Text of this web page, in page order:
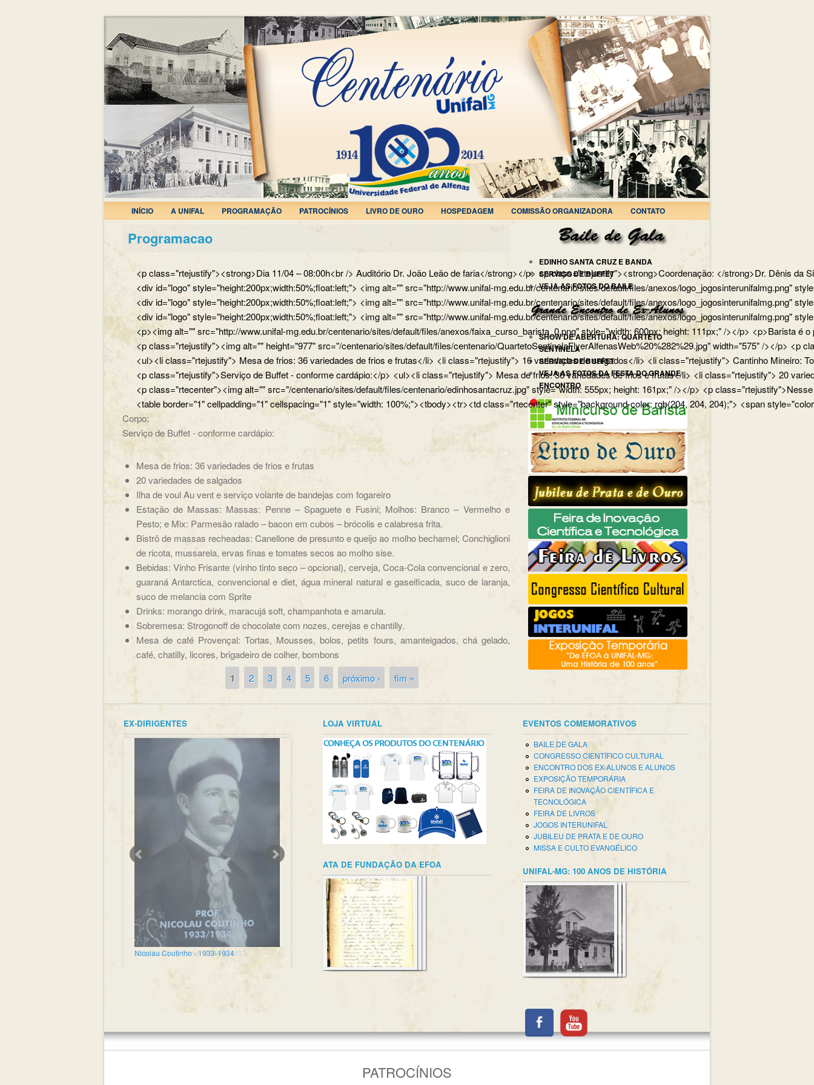
INÍCIO A UNIFAL PROGRAMAÇÃO PATROCÍNIOS LIVRO DE OURO HOSPEDAGEM COMISSÃO ORGANIZADORA CONTATO
Programacao
<p class="rtejustify"><strong>Dia 11/04 – 08:00h<br /> Auditório Dr. João Leão de faria</strong></p> <p class="rtejustify"><strong>Coordenação: </strong>Dr. Dênis
<div id="logo" style="height:200px;width:50%;float:left;"> <img alt="" src="http://www.unifal-mg.edu.br/centenario/sites/default/files/anexos/
<div id="logo" style="height:200px;width:50%;float:left;"> <img alt="" src="http://www.unifal-mg.edu.br/centenario/sites/default/files/anexos/
<div id="logo" style="height:200px;width:50%;float:left;"> <img alt="" src="http://www.unifal-mg.edu.br/centenario/sites/default/files/anexos/
<p><img alt="" src="http://www.unifal-mg.edu.br/centenario/sites/default/files/anexos/faixa_curso_barista_0.png" style="width: 600px; height: 111px;" /></p>
<p class="rtejustify"><img alt="" height="977" src="/centenario/sites/default/files/centenario/QuartetoSentinelaFlyerAlfenasWeb%20%282%29.jpg" width="575" /></p>
<ul><li class="rtejustify"> Mesa de frios: 36 variedades de frios e frutas</li> <li class="rtejustify"> 16 variedades de salgados</li> <li class="rtejustify"> Cantinho
<p class="rtejustify">Serviço de Buffet - conforme cardápio:</p> <ul><li class="rtejustify"> Mesa de frios: 36 variedades de frios e frutas</li> <li class="rtejustify"> 20
<p class="rtecenter"><img alt="" src="/centenario/sites/default/files/centenario/edinhosantacruz.jpg" style="width: 555px; height: 161px;" /></p> <p
<table border="1" cellpadding="1" cellspacing="1" style="width: 100%;"><tbody><tr><td class="rtecenter" style="background-color: rgb(204, 204, 204);"> <span
Corpo:
Serviço de Buffet - conforme cardápio:
Mesa de frios: 36 variedades de frios e frutas
20 variedades de salgados
Ilha de voul Au vent e serviço volante de bandejas com fogareiro
Estação de Massas: Massas: Penne – Spaguete e Fusini; Molhos: Branco – Vermelho e
Pesto; e Mix: Parmesão ralado – bacon em cubos – brócolis e calabresa frita.
Bistrô de massas recheadas: Canellone de presunto e queijo ao molho bechamel; Conchiglioni
de ricota, mussarela, ervas finas e tomates secos ao molho sise.
Bebidas: Vinho Frisante (vinho tinto seco – opcional), cerveja, Coca-Cola convencional e zero,
guaraná Antarctica, convencional e diet, água mineral natural e gaseificada, suco de laranja,
suco de melancia com Sprite
Drinks: morango drink, maracujá soft, champanhota e amarula.
Sobremesa: Strogonoff de chocolate com nozes, cerejas e chantilly.
Mesa de café Provençal: Tortas, Mousses, bolos, petits fours, amanteigados, chá gelado,
café, chatilly, licores, brigadeiro de colher, bombons
1 2 3 4 5 6 próximo › fim »
EDINHO SANTA CRUZ E BANDA
SERVIÇO DE BUFFET
VEJA AS FOTOS DO BAILE
SHOW DE ABERTURA: QUARTETO
SENTINELA
SERVIÇO DE BUFFET
VEJA AS FOTOS DA FESTA DO GRANDE
ENCONTRO
EX-DIRIGENTES
Nicolau Coutinho - 1933-1934
LOJA VIRTUAL
ATA DE FUNDAÇÃO DA EFOA
EVENTOS COMEMORATIVOS
BAILE DE GALA
CONGRESSO CIENTÍFICO CULTURAL
ENCONTRO DOS EX-ALUNOS E ALUNOS
EXPOSIÇÃO TEMPORÁRIA
FEIRA DE INOVAÇÃO CIENTÍFICA E
TECNOLÓGICA
FEIRA DE LIVROS
JOGOS INTERUNIFAL
JUBILEU DE PRATA E DE OURO
MISSA E CULTO EVANGÉLICO
UNIFAL-MG: 100 ANOS DE HISTÓRIA
PATROCÍNIOS